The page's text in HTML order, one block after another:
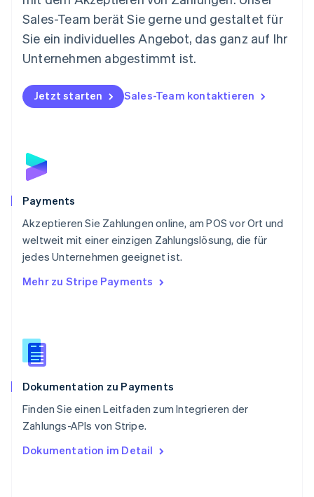
Sales-Team berät Sie gerne und gestaltet für
Sie ein individuelles Angebot, das ganz auf Ihr
Unternehmen abgestimmt ist.
Jetzt starten Sales-Team kontaktieren
Payments
Akzeptieren Sie Zahlungen online, am POS vor Ort und
weltweit mit einer einzigen Zahlungslösung, die für
jedes Unternehmen geeignet ist.
Mehr zu Stripe Payments
Dokumentation zu Payments
Finden Sie einen Leitfaden zum Integrieren der
Zahlungs-APIs von Stripe.
Dokumentation im Detail
Nederlands English
Norwegen
English
Österreich
Polen
English
Portugal
Schweden
Schweiz
Singapur
English简体中文
Slowakei
Slowenien
English
Spanien
Thailand
Tschechische Republik
English
English